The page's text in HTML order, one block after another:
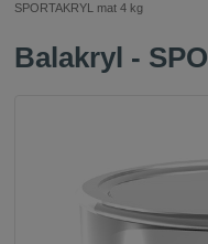
SPORTAKRYL mat 4 kg
Balakryl -